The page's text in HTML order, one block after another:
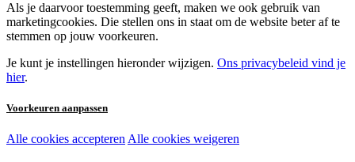
Als je daarvoor toestemming geeft, maken we ook gebruik van
marketingcookies. Die stellen ons in staat om de website beter af te
stemmen op jouw voorkeuren.
Je kunt je instellingen hieronder wijzigen. Ons privacybeleid vind je
hier.
Voorkeuren aanpassen
Noodzakelijke cookies:
Alle cookies accepteren Alle cookies weigeren